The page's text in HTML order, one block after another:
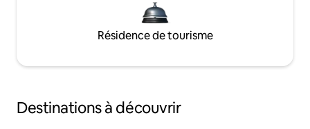
Résidence de tourisme
Destinations à découvrir